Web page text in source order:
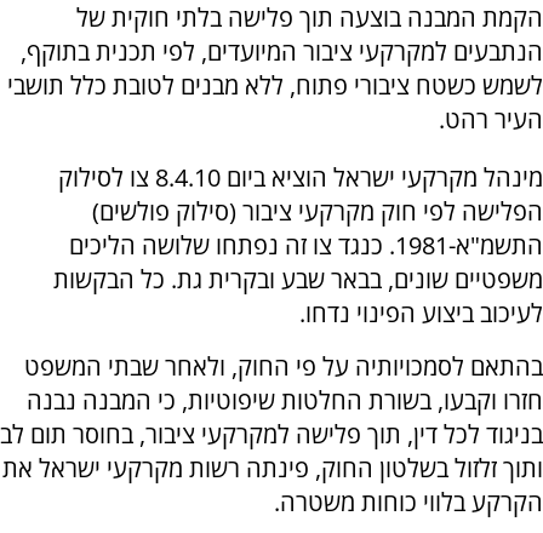
הקמת המבנה בוצעה תוך פלישה בלתי חוקית של
הנתבעים למקרקעי ציבור המיועדים, לפי תכנית בתוקף,
לשמש כשטח ציבורי פתוח, ללא מבנים לטובת כלל תושבי
העיר רהט.
מינהל מקרקעי ישראל הוציא ביום 8.4.10 צו לסילוק
הפלישה לפי חוק מקרקעי ציבור (סילוק פולשים)
התשמ"א-1981. כנגד צו זה נפתחו שלושה הליכים
משפטיים שונים, בבאר שבע ובקרית גת. כל הבקשות
לעיכוב ביצוע הפינוי נדחו.
בהתאם לסמכויותיה על פי החוק, ולאחר שבתי המשפט
חזרו וקבעו, בשורת החלטות שיפוטיות, כי המבנה נבנה
בניגוד לכל דין, תוך פלישה למקרקעי ציבור, בחוסר תום לב
ותוך זלזול בשלטון החוק, פינתה רשות מקרקעי ישראל את
הקרקע בלווי כוחות משטרה.